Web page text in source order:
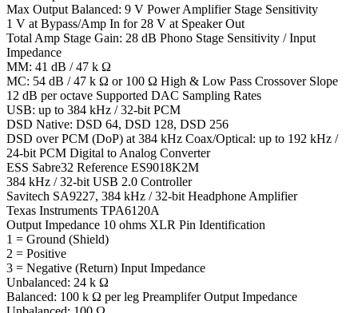
Max Output Balanced: 9 V Power Amplifier Stage Sensitivity
1 V at Bypass/Amp In for 28 V at Speaker Out
Total Amp Stage Gain: 28 dB Phono Stage Sensitivity / Input
Impedance
MM: 41 dB / 47 k Ω
MC: 54 dB / 47 k Ω or 100 Ω High & Low Pass Crossover Slope
12 dB per octave Supported DAC Sampling Rates
USB: up to 384 kHz / 32-bit PCM
DSD Native: DSD 64, DSD 128, DSD 256
DSD over PCM (DoP) at 384 kHz Coax/Optical: up to 192 kHz /
24-bit PCM Digital to Analog Converter
ESS Sabre32 Reference ES9018K2M
384 kHz / 32-bit USB 2.0 Controller
Savitech SA9227, 384 kHz / 32-bit Headphone Amplifier
Texas Instruments TPA6120A
Output Impedance 10 ohms XLR Pin Identification
1 = Ground (Shield)
2 = Positive
3 = Negative (Return) Input Impedance
Unbalanced: 24 k Ω
Balanced: 100 k Ω per leg Preamplifer Output Impedance